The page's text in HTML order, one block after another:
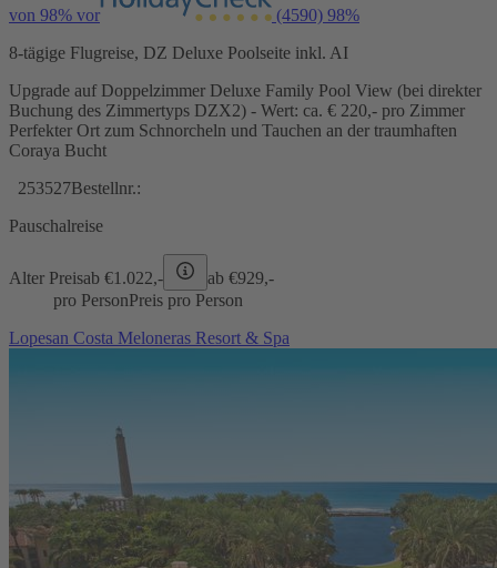
von 98% vor (4590) 98%
8-tägige Flugreise, DZ Deluxe Poolseite inkl. AI
Upgrade auf Doppelzimmer Deluxe Family Pool View (bei direkter
Buchung des Zimmertyps DZX2) - Wert: ca. € 220,- pro Zimmer
Perfekter Ort zum Schnorcheln und Tauchen an der traumhaften
Coraya Bucht
253527Bestellnr.:
Pauschalreise
Alter Preisab €1.022,- ab €929,-
pro PersonPreis pro Person
Lopesan Costa Meloneras Resort & Spa